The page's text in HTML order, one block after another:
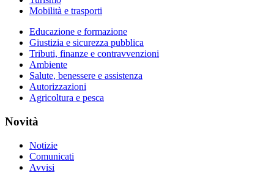
Mobilità e trasporti
Educazione e formazione
Giustizia e sicurezza pubblica
Tributi, finanze e contravvenzioni
Ambiente
Salute, benessere e assistenza
Autorizzazioni
Agricoltura e pesca
Novità
Notizie
Comunicati
Avvisi